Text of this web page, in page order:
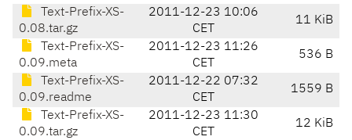
Text-Prefix-XS-
0.08.tar.gz
2011-12-23 10:06
CET
11 KiB
Text-Prefix-XS-
0.09.meta
2011-12-23 11:26
CET
536 B
Text-Prefix-XS-
0.09.readme
2011-12-22 07:32
CET
1559 B
Text-Prefix-XS-
0.09.tar.gz
2011-12-23 11:30
CET
12 KiB